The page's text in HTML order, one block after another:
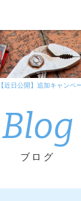
【近日公開】追加キャンペ
Blog
ブログ